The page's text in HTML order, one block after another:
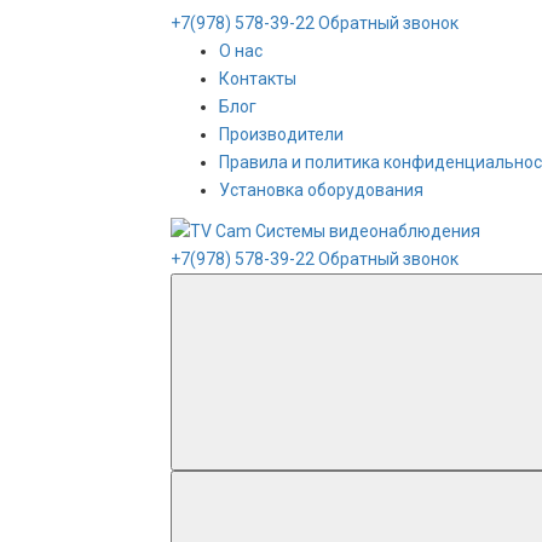
+7(978) 578-39-22 Обратный звонок
О нас
Контакты
Блог
Производители
Правила и политика
Установка оборудования
+7(978) 578-39-22 Обратный звонок